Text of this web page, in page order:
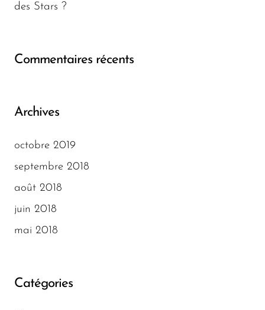
des Stars ?
Commentaires récents
Archives
octobre 2019
septembre 2018
août 2018
juin 2018
mai 2018
Catégories